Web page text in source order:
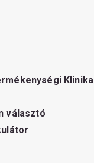
Klinika
választó